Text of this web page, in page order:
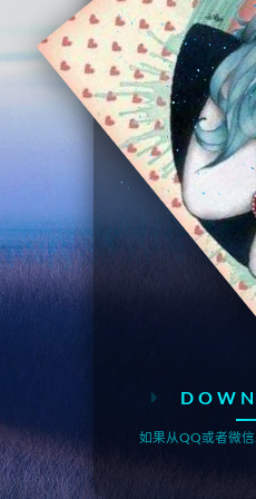
如果从QQ或者微信上